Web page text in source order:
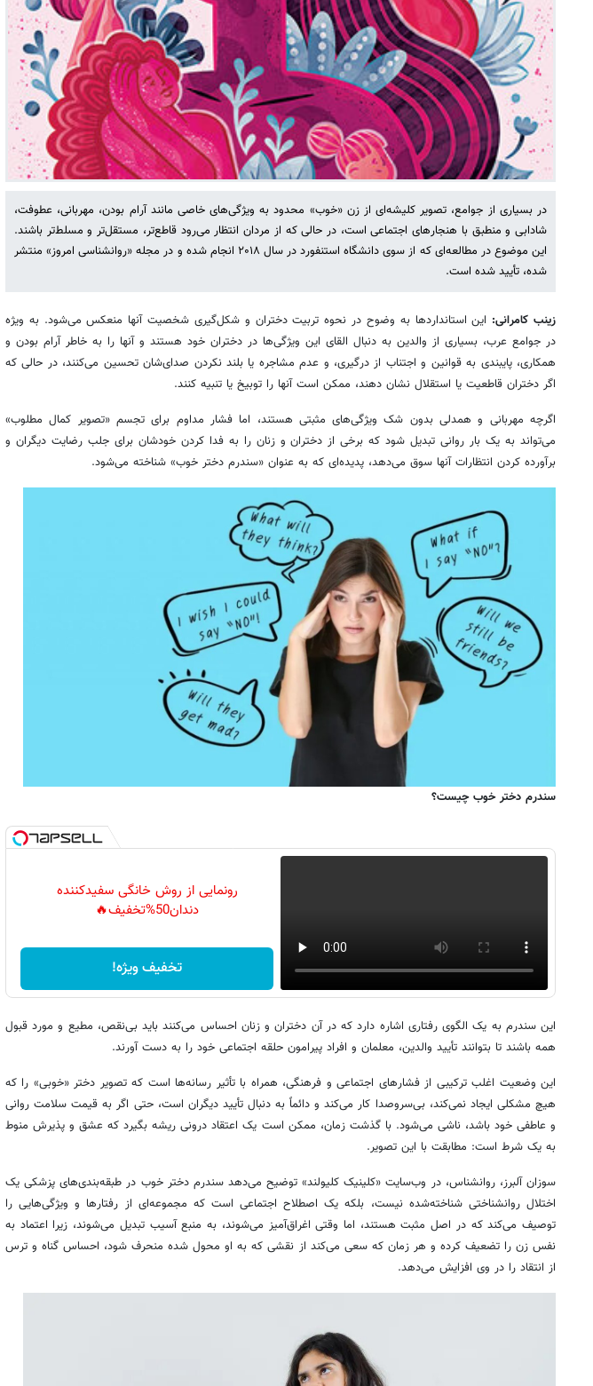
در بسیاری از جوامع، تصویر کلیشه‌ای از زن «خوب» محدود به ویژگی‌های خاصی مانند آرام بودن، مهربانی، عطوفت،
شادابی و منطبق با هنجارهای اجتماعی است، در حالی که از مردان انتظار می‌رود قاطع‌تر، مستقل‌تر و مسلط‌تر باشند.
این موضوع در مطالعه‌ای که از سوی دانشگاه استنفورد در سال ۲۰۱۸ انجام شده و در مجله «روانشناسی امروز» منتشر
شده، تأیید شده است.
زینب کامرانی: این استانداردها به وضوح در نحوه تربیت دختران و شکل‌گیری شخصیت آنها منعکس می‌شود. به ویژه
در جوامع عرب، بسیاری از والدین به دنبال القای این ویژگی‌ها در دختران خود هستند و آنها را به خاطر آرام بودن و
همکاری، پایبندی به قوانین و اجتناب از درگیری، و عدم مشاجره یا بلند نکردن صدای‌شان تحسین می‌کنند، در حالی که
اگر دختران قاطعیت یا استقلال نشان دهند، ممکن است آنها را توبیخ یا تنبیه کنند.
اگرچه مهربانی و همدلی بدون شک ویژگی‌های مثبتی هستند، اما فشار مداوم برای تجسم «تصویر کمال مطلوب»
می‌تواند به یک بار روانی تبدیل شود که برخی از دختران و زنان را به فدا کردن خودشان برای جلب رضایت دیگران و
برآورده کردن انتظارات آنها سوق می‌دهد، پدیده‌ای که به عنوان «سندرم دختر خوب» شناخته می‌شود.
سندرم دختر خوب چیست؟
رونمایی از روش خانگی سفیدکننده
دندان50%تخفیف🔥
تخفیف ویژه!
این سندرم به یک الگوی رفتاری اشاره دارد که در آن دختران و زنان احساس می‌کنند باید بی‌نقص، مطیع و مورد قبول
همه باشند تا بتوانند تأیید والدین، معلمان و افراد پیرامون حلقه اجتماعی خود را به دست آورند.
این وضعیت اغلب ترکیبی از فشارهای اجتماعی و فرهنگی، همراه با تأثیر رسانه‌ها است که تصویر دختر «خوبی» را که
هیچ مشکلی ایجاد نمی‌کند، بی‌سروصدا کار می‌کند و دائماً به دنبال تأیید دیگران است، حتی اگر به قیمت سلامت روانی
و عاطفی خود باشد، ناشی می‌شود. با گذشت زمان، ممکن است یک اعتقاد درونی ریشه بگیرد که عشق و پذیرش منوط
به یک شرط است: مطابقت با این تصویر.
سوزان آلبرز، روانشناس، در وب‌سایت «کلینیک کلیولند» توضیح می‌دهد سندرم دختر خوب در طبقه‌بندی‌های پزشکی یک
اختلال روانشناختی شناخته‌شده نیست، بلکه یک اصطلاح اجتماعی است که مجموعه‌ای از رفتارها و ویژگی‌هایی را
توصیف می‌کند که در اصل مثبت هستند، اما وقتی اغراق‌آمیز می‌شوند، به منبع آسیب تبدیل می‌شوند، زیرا اعتماد به
نفس زن را تضعیف کرده و هر زمان که سعی می‌کند از نقشی که به او محول شده منحرف شود، احساس گناه و ترس
از انتقاد را در وی افزایش می‌دهد.